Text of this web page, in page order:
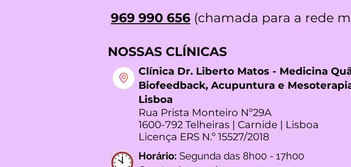
969 990 656 (chamada para a rede
NOSSAS CLÍNICAS
Clínica Dr. Liberto Matos - Medicina
Biofeedback, Acupuntura e
Lisboa
Rua Prista Monteiro Nº29A
1600-792 Telheiras | Carnide | Lisboa
Licença ERS N.º 15527/2018
Horário: Segunda das 8h00 - 17h00